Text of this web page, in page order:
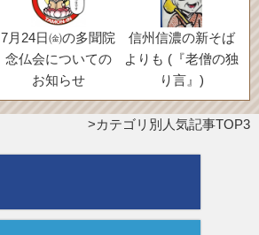
7月24日㈮の多聞院
念仏会についての
お知らせ
信州信濃の新そば
よりも (『老僧の独
り言』)
カテゴリ別人気記事TOP3